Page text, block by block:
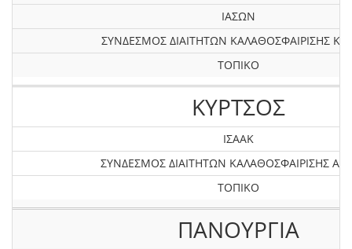
ΙΑΣΩΝ
ΣΥΝΔΕΣΜΟΣ ΔΙΑΙΤΗΤΩΝ ΚΑΛΑΘΟΣΦΑΙΡΙΣΗΣ
ΤΟΠΙΚΟ
ΚΥΡΤΣΟΣ
ΙΣΑΑΚ
ΣΥΝΔΕΣΜΟΣ ΔΙΑΙΤΗΤΩΝ ΚΑΛΑΘΟΣΦΑΙΡΙΣΗΣ
ΤΟΠΙΚΟ
ΠΑΝΟΥΡΓΙΑ